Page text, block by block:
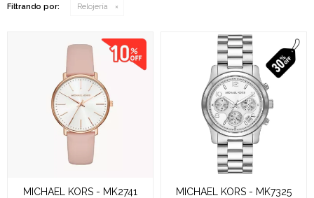
Filtrando por: Relojería
MICHAEL KORS - MK2741 MICHAEL KORS - MK7325